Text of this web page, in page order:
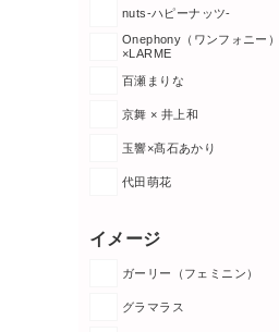
nuts-ハピーナッツ-
Onephony（ワンフォニー）
×LARME
百瀬まりな
京舞 × 井上和
玉響×髙石あかり
代田萌花
イメージ
ガーリー（フェミニン）
グラマラス